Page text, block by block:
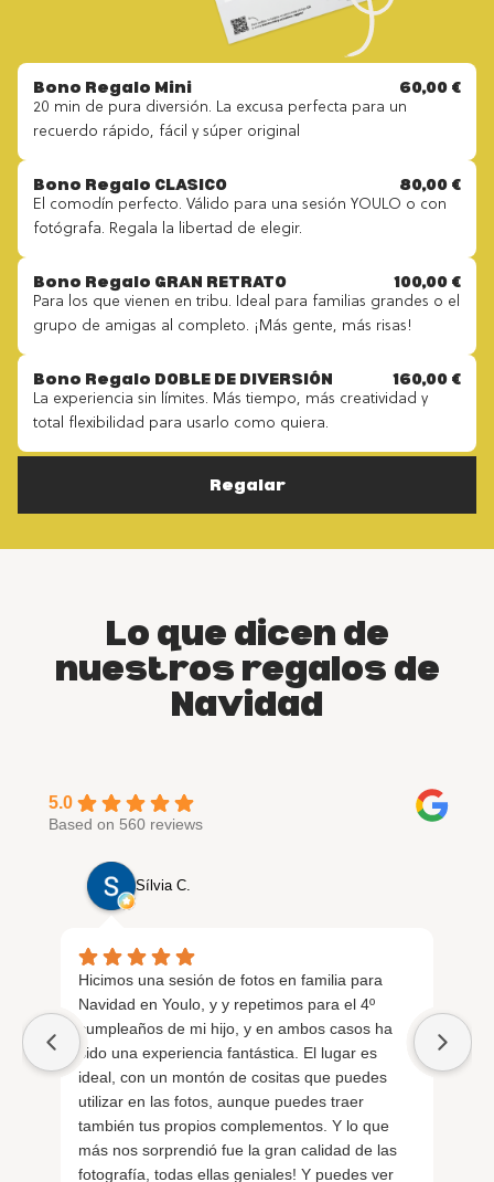
Bono Regalo Mini 60,00 €
20 min de pura diversión. La excusa perfecta para un
recuerdo rápido, fácil y súper original
Bono Regalo CLASICO 80,00 €
El comodín perfecto. Válido para una sesión YOULO o con
fotógrafa. Regala la libertad de elegir.
Bono Regalo GRAN RETRATO 100,00 €
Para los que vienen en tribu. Ideal para familias grandes o el
grupo de amigas al completo. ¡Más gente, más risas!
Bono Regalo DOBLE DE DIVERSIÓN 160,00 €
La experiencia sin límites. Más tiempo, más creatividad y
total flexibilidad para usarlo como quiera.
Regalar
Lo que dicen de
nuestros regalos de
Navidad
5.0
Based on 560 reviews
Sílvia C.
Hicimos una sesión de fotos en familia para
Navidad en Youlo, y y repetimos para el 4º
cumpleaños de mi hijo, y en ambos casos ha
sido una experiencia fantástica. El lugar es
ideal, con un montón de cositas que puedes
utilizar en las fotos, aunque puedes traer
también tus propios complementos. Y lo que
más nos sorprendió fue la gran calidad de las
fotografía, todas ellas geniales! Y puedes ver